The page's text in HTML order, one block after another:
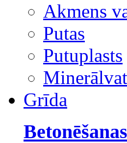
Akmens
Putas
Putuplasts
Grīda